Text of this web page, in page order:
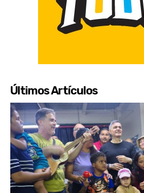
Últimos Artículos